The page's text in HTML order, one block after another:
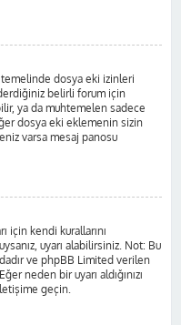
temelinde dosya eki izinleri
belirli forum için
ya da muhtemelen sadece
dosya eki eklemenin sizin
varsa mesaj panosu
için kendi kurallarını
uyarı alabilirsiniz. Not: Bu
ve phpBB Limited verilen
neden bir uyarı aldığınızı
geçin.